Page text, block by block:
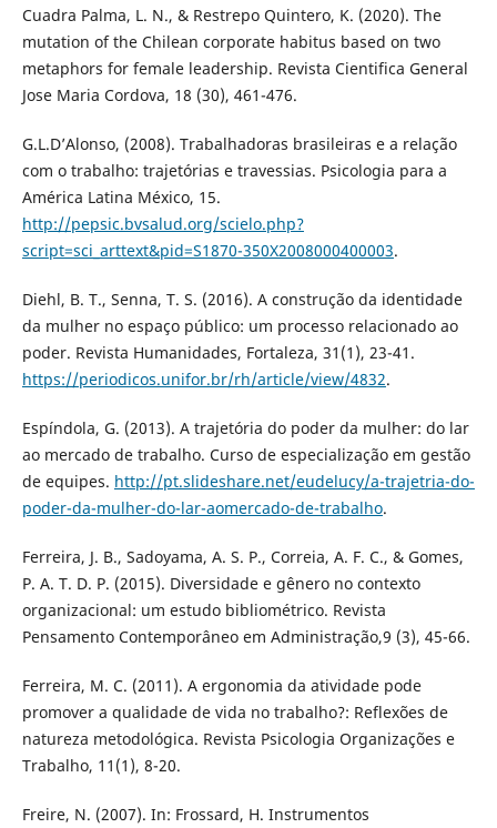
Cuadra Palma, L. N., & Restrepo Quintero, K. (2020). The
mutation of the Chilean corporate habitus based on two
metaphors for female leadership. Revista Cientifica General
Jose Maria Cordova, 18 (30), 461-476.
G.L.D’Alonso, (2008). Trabalhadoras brasileiras e a relação
com o trabalho: trajetórias e travessias. Psicologia para a
América Latina México, 15.
http://pepsic.bvsalud.org/scielo.php?
script=sci_arttext&pid=S1870-350X2008000400003.
Diehl, B. T., Senna, T. S. (2016). A construção da identidade
da mulher no espaço público: um processo relacionado ao
poder. Revista Humanidades, Fortaleza, 31(1), 23-41.
https://periodicos.unifor.br/rh/article/view/4832.
Espíndola, G. (2013). A trajetória do poder da mulher: do lar
ao mercado de trabalho. Curso de especialização em gestão
de equipes. http://pt.slideshare.net/eudelucy/a-trajetria-do-
poder-da-mulher-do-lar-aomercado-de-trabalho.
Ferreira, J. B., Sadoyama, A. S. P., Correia, A. F. C., & Gomes,
P. A. T. D. P. (2015). Diversidade e gênero no contexto
organizacional: um estudo bibliométrico. Revista
Pensamento Contemporâneo em Administração,9 (3), 45-66.
Ferreira, M. C. (2011). A ergonomia da atividade pode
promover a qualidade de vida no trabalho?: Reflexões de
natureza metodológica. Revista Psicologia Organizações e
Trabalho, 11(1), 8-20.
Freire, N. (2007). In: Frossard, H. Instrumentos